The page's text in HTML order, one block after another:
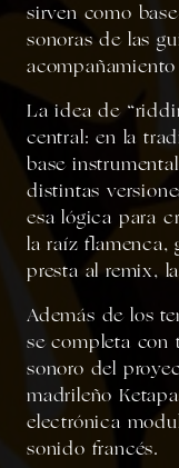
sirven como
sonoras de las
acompañamiento
La idea de
central: en la
base
distintas
esa lógica para
la raíz flamenca,
presta al remix,
Además de los
se completa con
sonoro del
madrileño
electrónica
sonido francés.